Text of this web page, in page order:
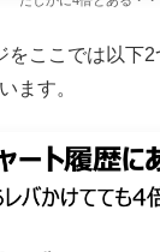
をここでは以下
ます。